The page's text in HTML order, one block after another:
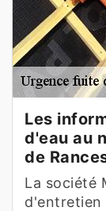
Les
d'eau au
de
La société
d'entretien